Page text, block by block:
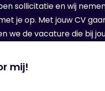
mij!
sollicitatie en wij
je op. Met jouw CV
we de vacature die bij